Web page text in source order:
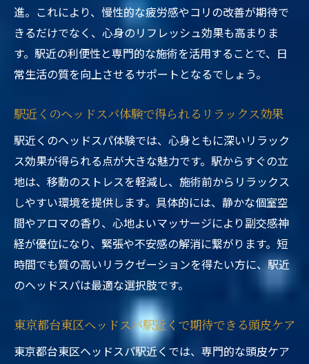
進。これにより、慢性的な疲労感やコリの改善が期待で
きるだけでなく、心身のリフレッシュ効果も高まりま
す。駅近の利便性と専門的な施術を活用することで、日
常生活の質を向上させるサポートとなるでしょう。
駅近くのヘッドスパ体験で得られるリラックス効果
駅近くのヘッドスパ体験では、心身ともに深いリラック
ス効果が得られる点が大きな魅力です。駅からすぐの立
地は、移動のストレスを軽減し、施術前からリラックス
しやすい環境を提供します。具体的には、静かな個室空
間やアロマの香り、心地よいマッサージにより副交感神
経が優位になり、緊張や不安感の解消に繋がります。短
時間でも質の高いリラクゼーションを得たい方に、駅近
のヘッドスパは最適な選択肢です。
東京都台東区ヘッドスパ駅近くで期待できる頭皮ケア
東京都台東区ヘッドスパ駅近くでは、専門的な頭皮ケア